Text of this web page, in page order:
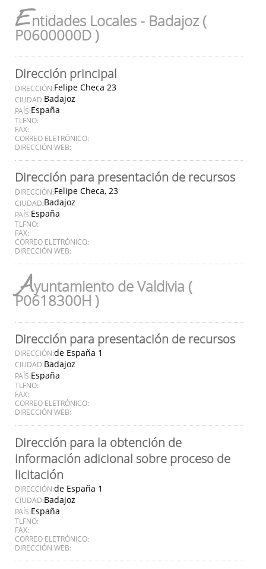
Entidades Locales - Badajoz (
P0600000D )
Dirección principal
DIRECCIÓN:Felipe Checa 23
CIUDAD:Badajoz
PAÍS:España
TLFNO:
FAX:
CORREO ELETRÓNICO:
DIRECCIÓN WEB:
Dirección para presentación de recursos
DIRECCIÓN:Felipe Checa, 23
CIUDAD:Badajoz
PAÍS:España
TLFNO:
FAX:
CORREO ELETRÓNICO:
DIRECCIÓN WEB:
Ayuntamiento de Valdivia (
P0618300H )
Dirección para presentación de recursos
DIRECCIÓN:de España 1
CIUDAD:Badajoz
PAÍS:España
TLFNO:
FAX:
CORREO ELETRÓNICO:
DIRECCIÓN WEB:
Dirección para la obtención de
información adicional sobre proceso de
licitación
DIRECCIÓN:de España 1
CIUDAD:Badajoz
PAÍS:España
TLFNO:
FAX:
CORREO ELETRÓNICO:
DIRECCIÓN WEB: